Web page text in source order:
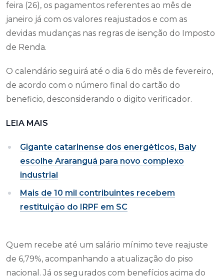
feira (26), os pagamentos referentes ao mês de
janeiro já com os valores reajustados e com as
devidas mudanças nas regras de isenção do Imposto
de Renda.
O calendário seguirá até o dia 6 do mês de fevereiro,
de acordo com o número final do cartão do
beneficio, desconsiderando o digito verificador.
LEIA MAIS
Gigante catarinense dos energéticos, Baly
escolhe Araranguá para novo complexo
industrial
Mais de 10 mil contribuintes recebem
restituição do IRPF em SC
Quem recebe até um salário mínimo teve reajuste
de 6,79%, acompanhando a atualização do piso
nacional. Já os segurados com benefícios acima do